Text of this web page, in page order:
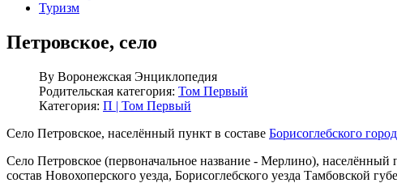
Туризм
Петровское, село
By Воронежская Энциклопедия
Родительская категория: Том Первый
Категория: П | Том Первый
Село Петровское, населённый пункт в составе Борисоглебского
Село Петровское (первоначальное название - Мерлино), населённый
состав Новохоперского уезда, Борисоглебского уезда Тамбовской